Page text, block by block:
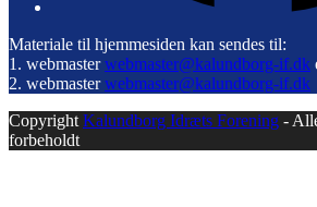
Materiale til hjemmesiden kan sendes til:
1. webmasterwebmaster@kalundborg-if.dk
2. webmasterwebmaster@kalundborg-if.dk
Copyright Kalundborg Idræts Forening -
forbeholdt